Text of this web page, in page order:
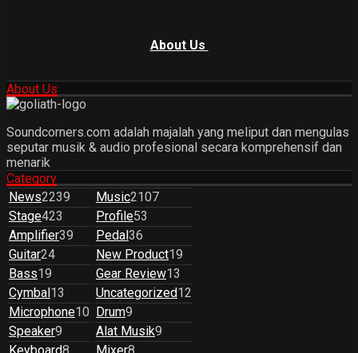
About Us
About Us
Soundcorners.com adalah majalah yang meliput dan mengulas
seputar musik & audio profesional secara komprehensif dan
menarik
Category
News2239 Music2107
Stage423 Profile53
Amplifier39 Pedal36
Guitar24 New Product19
Bass19 Gear Review13
Cymbal13 Uncategorized12
Microphone10 Drum9
Speaker9 Alat Musik9
Keyboard8 Mixer8